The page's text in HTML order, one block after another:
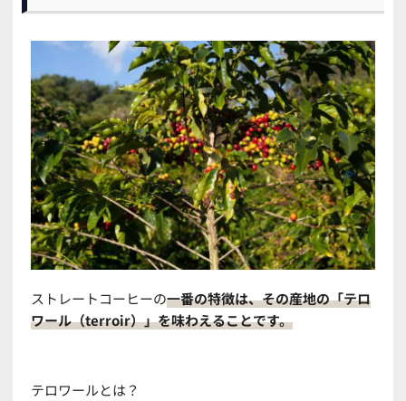
ストレートコーヒーの一番の特徴は、その産地の「テロ
ワール（terroir）」を味わえることです。
テロワールとは？